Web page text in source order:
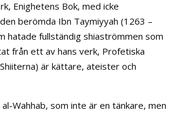
Enighetens Bok, med icke
berömda Ibn Taymiyyah (1263 –
hatade fullständig shiaströmmen som
från ett av hans verk, Profetiska
är kättare, ateister och
Wahhab, som inte är en tänkare, men